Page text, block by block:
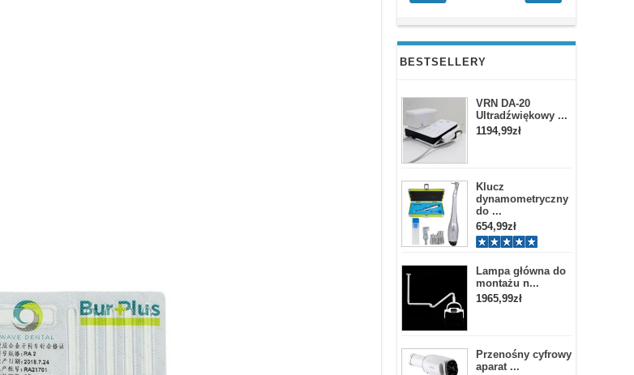
BESTSELLERY
VRN DA-20
Ultradźwiękowy ...
1194,99zł
Klucz
dynamometryczny
do ...
654,99zł
Lampa główna do
montażu n...
1965,99zł
Przenośny cyfrowy
aparat ...